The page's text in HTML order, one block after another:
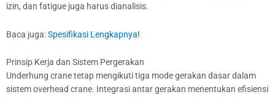
izin, dan fatigue juga harus dianalisis.
Baca juga:Spesifikasi Lengkapnya!
Prinsip Kerja dan Sistem Pergerakan
Underhung crane tetap mengikuti tiga mode gerakan dasar dalam
sistem overhead crane. Integrasi antar gerakan menentukan efisiensi